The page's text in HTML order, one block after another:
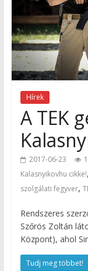
Hírek
A TEK
2017-06-23
Kalasnyikovhu cikke!,
szolgálati fegyver,
Rendszeres
Szőrös Zoltán
Központ), ahol
Tudj meg többet!